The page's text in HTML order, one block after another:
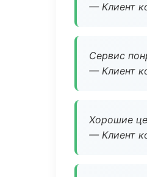
— Клиент
Сервис
— Клиент
Хорошие
— Клиент